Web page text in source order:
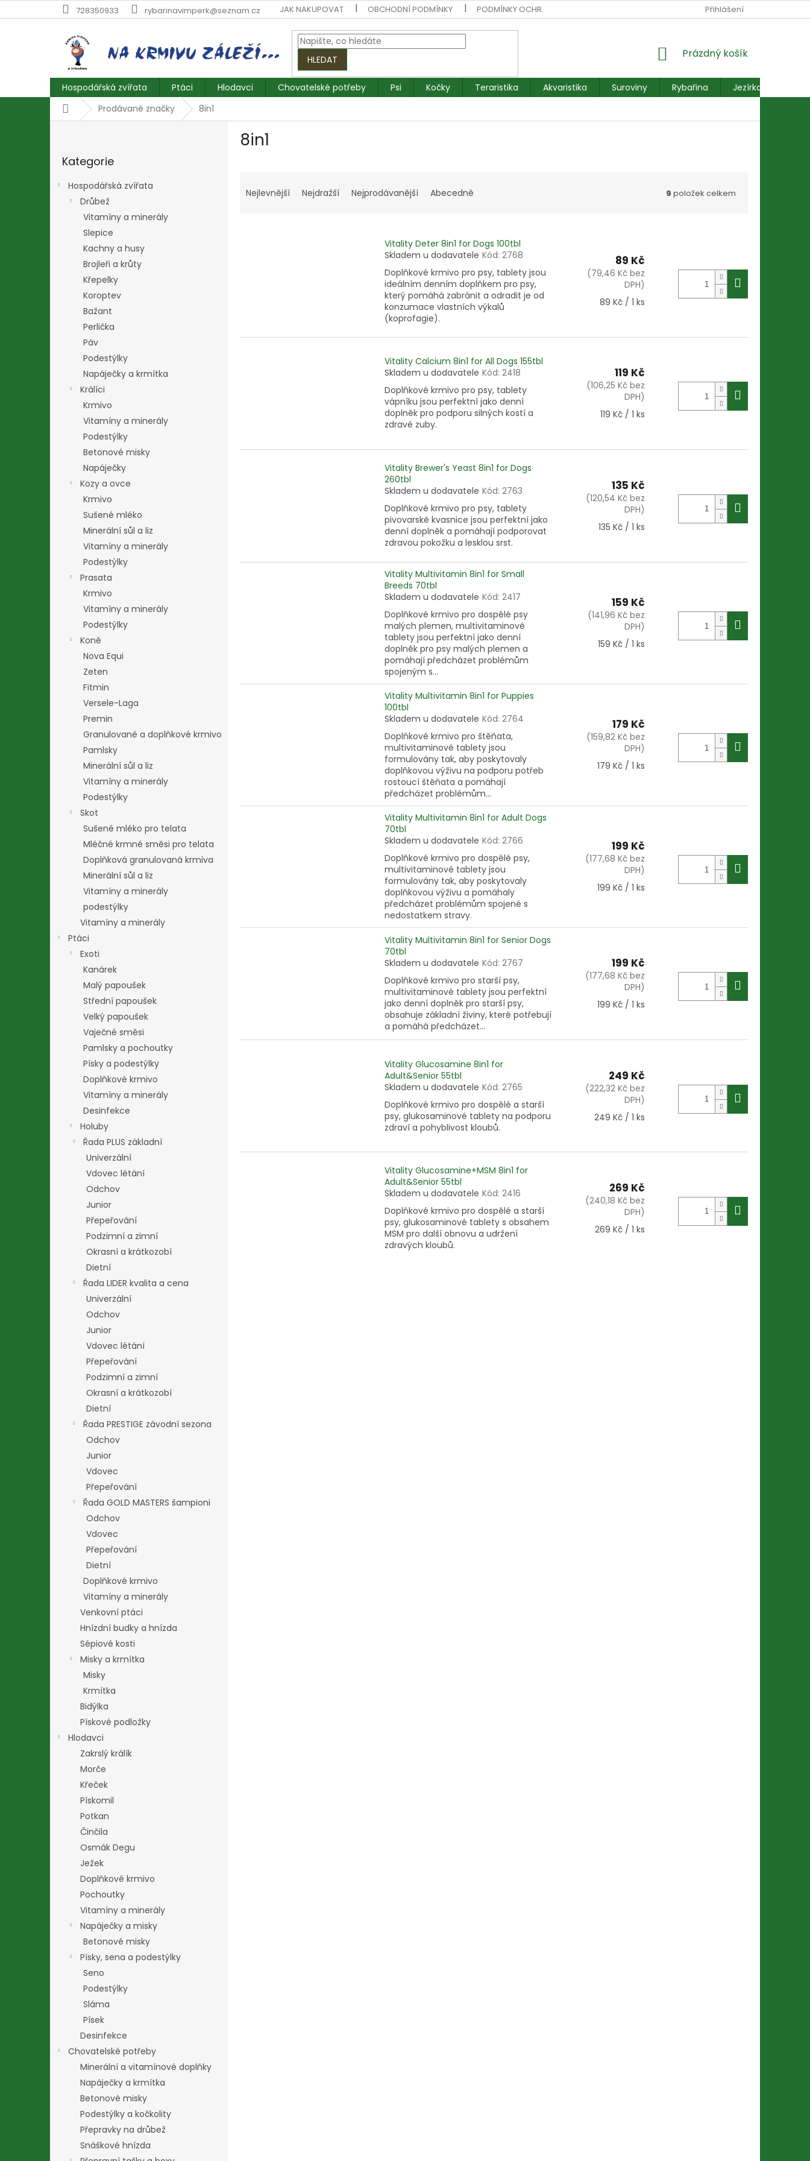
na
728350933 rybarinavimperk@seznam.cz JAK NAKUPOVAT OBCHODNÍ PODMÍNKY PODMÍNKY OCHRANY OSOBNÍCH ÚDAJŮ REKLAMACE FORMULÁŘ
Přihlášení
HLEDAT
NÁKUPNÍ
Prázdný košík
Hospodářská zvířata Ptáci Hlodavci Chovatelské potřeby Psi Kočky Teraristika Akvaristika Suroviny Rybařina
Jezírkové ryby
DomůProdávané značky 8in1
kategorie
Kategorie
Hospodářská zvířata
Drůbež
Vitamíny a minerály
Slepice
Kachny a husy
Brojleři a krůty
Křepelky
Koroptev
Bažant
Perlička
Páv
Podestýlky
Napáječky a krmítka
Králíci
Krmivo
Vitamíny a minerály
Podestýlky
Betonové misky
Napáječky
Kozy a ovce
Krmivo
Sušené mléko
Minerální sůl a liz
Vitamíny a minerály
Podestýlky
Prasata
Krmivo
Vitamíny a minerály
Podestýlky
Koně
Nova Equi
Zeten
Fitmin
Versele-Laga
Premin
Granulované a doplňkové krmivo
Pamlsky
Minerální sůl a liz
Vitamíny a minerály
Podestýlky
Skot
Sušené mléko pro telata
Mléčné krmné směsi pro telata
Doplňková granulovaná krmiva
Minerální sůl a liz
Vitamíny a minerály
podestýlky
Vitamíny a minerály
Ptáci
Exoti
Kanárek
Malý papoušek
Střední papoušek
Velký papoušek
Vaječné směsi
Pamlsky a pochoutky
Písky a podestýlky
Doplňkové krmivo
Vitamíny a minerály
Desinfekce
Holuby
Řada PLUS základní
Univerzální
Vdovec létání
Odchov
Junior
Přepeřování
Podzimní a zimní
Okrasní a krátkozobí
Dietní
Řada LIDER kvalita a cena
Univerzální
Odchov
Junior
Vdovec létání
Přepeřování
Podzimní a zimní
Okrasní a krátkozobí
Dietní
Řada PRESTIGE závodní sezona
Odchov
Junior
Vdovec
Přepeřování
Řada GOLD MASTERS šampioni
Odchov
Vdovec
Přepeřování
Dietní
Doplňkové krmivo
Vitamíny a minerály
Venkovní ptáci
Hnízdní budky a hnízda
Sépiové kosti
Misky a krmítka
Misky
Krmítka
Bidýlka
Pískové podložky
Hlodavci
Zakrslý králík
Morče
Křeček
Pískomil
Potkan
Činčila
Osmák Degu
Ježek
Doplňkové krmivo
Pochoutky
Vitamíny a minerály
Napáječky a misky
Betonové misky
Písky, sena a podestýlky
Seno
Podestýlky
Sláma
Písek
Desinfekce
Chovatelské potřeby
Minerální a vitamínové doplňky
Napáječky a krmítka
Betonové misky
Podestýlky a kočkolity
Přepravky na drůbež
Snáškové hnízda
8in1
a
t
Nejlevnější Nejdražší Nejprodávanější Abecedně 9 položek celkem
d
Vitality Deter 8in1 for Dogs 100tbl
Skladem u dodavatele Kód: 2768
Doplňkové krmivo pro psy, tablety jsou
ideálním denním doplňkem pro psy,
který pomáhá zabránit a odradit je od
konzumace vlastních výkalů
(koprofagie).
89 Kč
(79,46 Kč bez
DPH)
Měrná
89 Kč / 1 ks
Vitality Calcium 8in1 for All Dogs 155tbl
Skladem u dodavatele Kód: 2418
Doplňkové krmivo pro psy, tablety
vápníku jsou perfektní jako denní
doplněk pro podporu silných kostí a
zdravé zuby.
119 Kč
(106,25 Kč bez
DPH)
Měrná
119 Kč / 1 ks
Vitality Brewer's Yeast 8in1 for Dogs
260tbl
Skladem u dodavatele Kód: 2763
Doplňkové krmivo pro psy, tablety
pivovarské kvasnice jsou perfektní jako
denní doplněk a pomáhají podporovat
zdravou pokožku a lesklou srst.
135 Kč
(120,54 Kč bez
DPH)
Měrná
135 Kč / 1 ks
Vitality Multivitamin 8in1 for Small
Breeds 70tbl
Skladem u dodavatele Kód: 2417
Doplňkové krmivo pro dospělé psy
malých plemen, multivitaminové
tablety jsou perfektní jako denní
doplněk pro psy malých plemen a
pomáhají předcházet problémům
spojeným s...
159 Kč
(141,96 Kč bez
DPH)
Měrná
159 Kč / 1 ks
Vitality Multivitamin 8in1 for Puppies
100tbl
Skladem u dodavatele Kód: 2764
Doplňkové krmivo pro štěňata,
multivitaminové tablety jsou
formulovány tak, aby poskytovaly
doplňkovou výživu na podporu potřeb
rostoucí štěňata a pomáhají
předcházet problémům...
179 Kč
(159,82 Kč bez
DPH)
Měrná
179 Kč / 1 ks
Vitality Multivitamin 8in1 for Adult Dogs
70tbl
Skladem u dodavatele Kód: 2766
Doplňkové krmivo pro dospělé psy,
multivitaminové tablety jsou
formulovány tak, aby poskytovaly
doplňkovou výživu a pomáhaly
předcházet problémům spojené s
nedostatkem stravy.
199 Kč
(177,68 Kč bez
DPH)
Měrná
199 Kč / 1 ks
Vitality Multivitamin 8in1 for Senior Dogs
70tbl
Skladem u dodavatele Kód: 2767
Doplňkové krmivo pro starší psy,
multivitaminové tablety jsou perfektní
jako denní doplněk pro starší psy,
obsahuje základní živiny, které potřebují
a pomáhá předcházet...
199 Kč
(177,68 Kč bez
DPH)
Měrná
199 Kč / 1 ks
Vitality Glucosamine 8in1 for
Adult&Senior 55tbl
Skladem u dodavatele Kód: 2765
Doplňkové krmivo pro dospělé a starší
psy, glukosaminové tablety na podporu
zdraví a pohyblivost kloubů.
249 Kč
(222,32 Kč bez
DPH)
Měrná
249 Kč / 1 ks
Vitality Glucosamine+MSM 8in1 for
Adult&Senior 55tbl
Skladem u dodavatele Kód: 2416
Doplňkové krmivo pro dospělé a starší
psy, glukosaminové tablety s obsahem
MSM pro další obnovu a udržení
zdravých kloubů.
269 Kč
(240,18 Kč bez
DPH)
Měrná
269 Kč / 1 ks